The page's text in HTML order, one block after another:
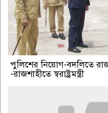
পুলিশের নিয়োগ-বদলিতে
-রাজশাহীতে স্বরাষ্ট্রমন্ত্রী